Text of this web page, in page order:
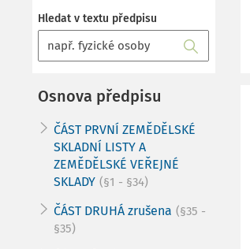
Hledat v textu předpisu
Osnova předpisu
ČÁST PRVNÍ ZEMĚDĚLSKÉ
SKLADNÍ LISTY A
ZEMĚDĚLSKÉ VEŘEJNÉ
SKLADY (§1 - §34)
ČÁST DRUHÁ zrušena (§35 -
§35)